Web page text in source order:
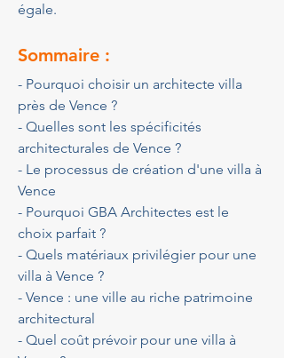
égale.
Sommaire :
- Pourquoi choisir un architecte villa
près de Vence ?
- Quelles sont les spécificités
architecturales de Vence ?
- Le processus de création d'une villa à
Vence
- Pourquoi GBA Architectes est le
choix parfait ?
- Quels matériaux privilégier pour une
villa à Vence ?
- Vence : une ville au riche patrimoine
architectural
- Quel coût prévoir pour une villa à